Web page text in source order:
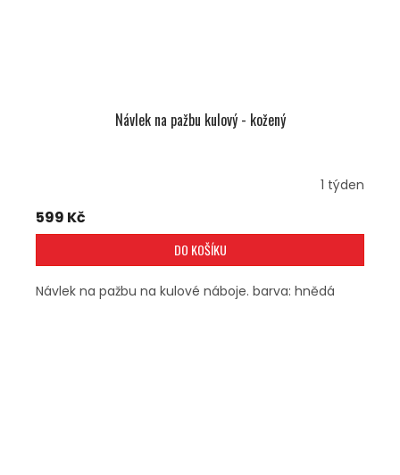
Návlek na pažbu kulový - kožený
1 týden
599 Kč
DO KOŠÍKU
Návlek na pažbu na kulové náboje. barva: hnědá